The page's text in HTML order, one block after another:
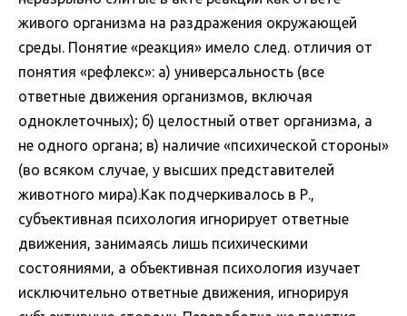
живого организма на раздражения окружающей
среды. Понятие «реакция» имело след. отличия от
понятия «рефлекс»: а) универсальность (все
ответные движения организмов, включая
одноклеточных); б) целостный ответ организма, а
не одного органа; в) наличие «психической стороны»
(во всяком случае, у высших представителей
животного мира).Как подчеркивалось в Р.,
субъективная психология игнорирует ответные
движения, занимаясь лишь психическими
состояниями, а объективная психология изучает
исключительно ответные движения, игнорируя